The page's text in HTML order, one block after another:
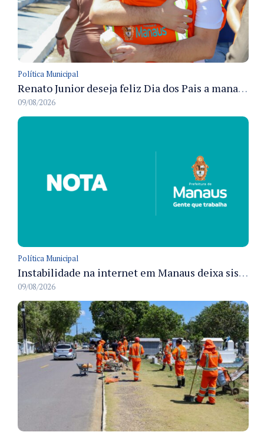
Política Municipal
Renato Junior deseja feliz Dia dos Pais a manauaras e detalha preparo dos cemitérios municipais
09/08/2026
Política Municipal
Instabilidade na internet em Manaus deixa sistemas de atendimento municipal temporariamente indisponíveis
09/08/2026